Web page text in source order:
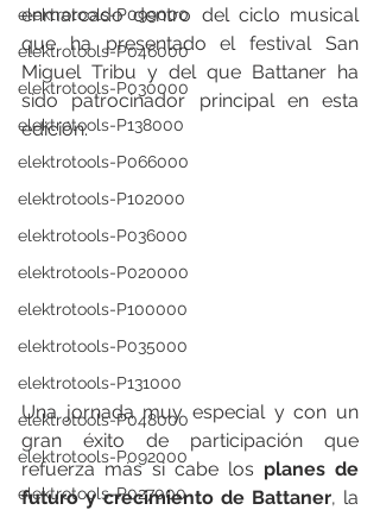
elektrotools-P099000
elektrotools-P046000
elektrotools-P030000
elektrotools-P138000
elektrotools-P066000
elektrotools-P102000
elektrotools-P036000
elektrotools-P020000
elektrotools-P100000
elektrotools-P035000
elektrotools-P131000
elektrotools-P048000
elektrotools-P092000
elektrotools-P027000
enmarcado dentro del ciclo musical
que ha presentado el festival San
Miguel Tribu y del que Battaner ha
sido patrocinador principal en esta
edición.
Una jornada muy especial y con un
gran éxito de participación que
refuerza más si cabe los planes de
futuro y crecimiento de Battaner, la